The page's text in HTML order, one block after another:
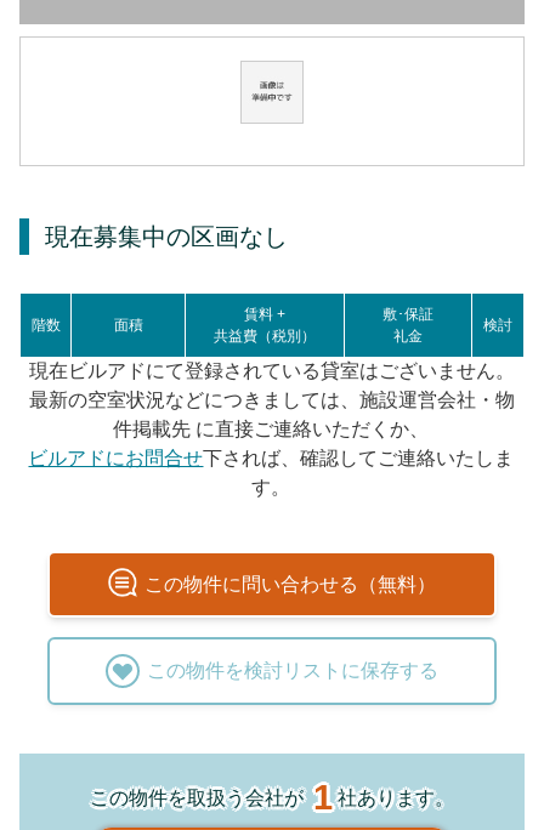
現在募集中の区画なし
階数 面積
賃料 +
共益費（税別）
敷･保証
礼金
検討
現在ビルアドにて登録されている貸室はございません。
最新の空室状況などにつきましては、施設運営会社・物
件掲載先 に直接ご連絡いただくか、
ビルアドにお問合せ下されば、確認してご連絡いたしま
す。
この物件に問い合わせる（無料）
この物件を検討リストに保存する
この物件を取扱う会社が1社あります。